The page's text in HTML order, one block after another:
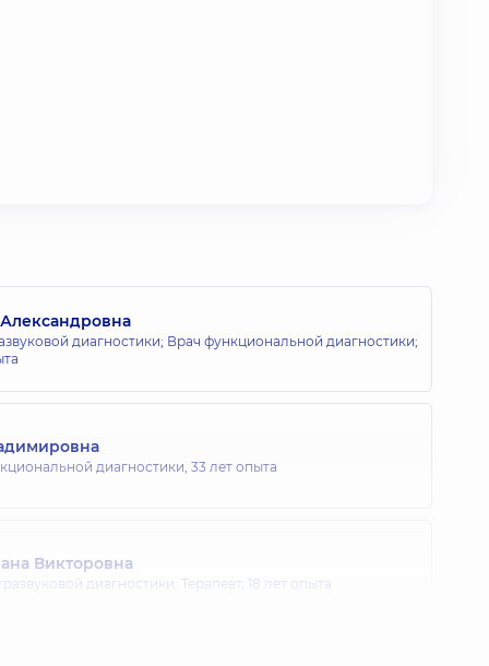
диагностики; Врач функциональной диагностики;
диагностики, 33 лет опыта
Викторовна
диагностики; Терапевт, 18 лет опыта